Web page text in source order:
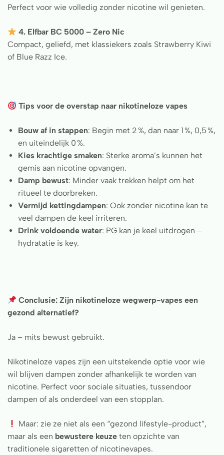
Perfect voor wie volledig zonder nicotine wil genieten.
4. Elfbar BC 5000 – Zero Nic
Compact, geliefd, met klassiekers zoals Strawberry Kiwi
of Blue Razz Ice.
Tips voor de overstap naar nikotineloze vapes
Bouw af in stappen: Begin met 2 %, dan naar 1 %, 0,5 %,
en uiteindelijk 0 %.
Kies krachtige smaken: Sterke aroma’s kunnen het
gemis aan nicotine opvangen.
Damp bewust: Minder vaak trekken helpt om het
ritueel te doorbreken.
Vermijd kettingdampen: Ook zonder nicotine kan te
veel dampen de keel irriteren.
Drink voldoende water: PG kan je keel uitdrogen –
hydratatie is key.
Conclusie: Zijn nikotineloze wegwerp-vapes een
gezond alternatief?
Ja – mits bewust gebruikt.
Nikotineloze vapes zijn een uitstekende optie voor wie
wil blijven dampen zonder afhankelijk te worden van
nicotine. Perfect voor sociale situaties, tussendoor
dampen of als onderdeel van een stopplan.
Maar: zie ze niet als een “gezond lifestyle-product”,
maar als een bewustere keuze ten opzichte van
traditionele sigaretten of nicotinevapes.